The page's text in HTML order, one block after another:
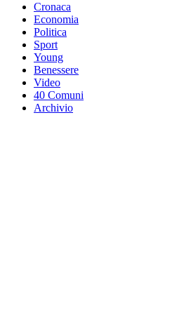
Cronaca
Economia
Politica
Sport
Young
Benessere
Video
40 Comuni
Archivio